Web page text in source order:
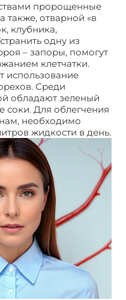
пророщенные
также, отварной «в
клубника,
одну из
– запоры, помогут
клетчатки.
использование
Среди
обладают зеленый
Для облегчения
необходимо
жидкости в день.